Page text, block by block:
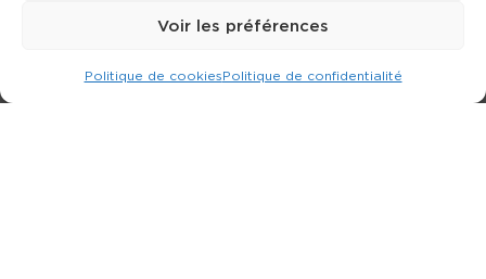
Voir les préférences
Politique de cookiesPolitique de confidentialité